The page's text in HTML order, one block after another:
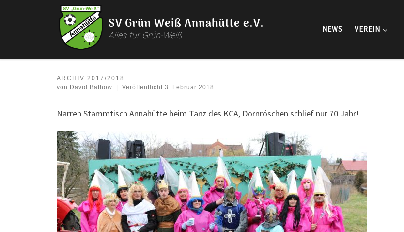
Zum Inhalt springen
SV Grün Weiß Annahütte e.V.
Alles für Grün-Weiß
NEWS VEREIN
ARCHIV 2017/2018
von David Bathow Veröffentlicht 3. Februar 2018
Narren Stammtisch Annahütte beim Tanz des KCA, Dornröschen schlief nur 70 Jahr!